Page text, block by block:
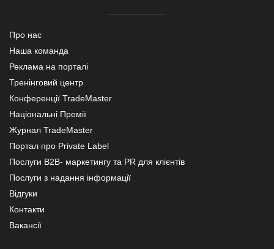
Про нас
Наша команда
Реклама на порталі
Тренінговий центр
Конференції TradeMaster
Національні Премії
Журнал TradeMaster
Портал про Private Label
Послуги В2В- маркетингу та PR для клієнтів
Послуги з надання інформації
Відгуки
Контакти
Вакансії